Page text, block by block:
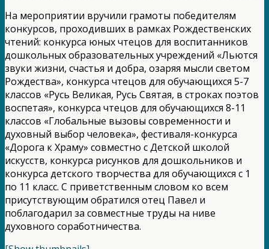
На мероприятии вручили грамоты победителям
конкурсов, проходивших в рамках Рождественских
чтений: конкурса юных чтецов для воспитанников
дошкольных образовательных учреждений «Льются
звуки жизни, счастья и добра, озаряя мысли светом
Рождества», конкурса чтецов для обучающихся 5-7
классов «Русь Великая, Русь Святая, в строках поэтов
воспетая», конкурса чтецов для обучающихся 8-11
классов «Глобальные вызовы современности и
духовный выбор человека», фестиваля-конкурса
«Дорога к Храму» совместно с Детской школой
искусств, конкурса рисунков для дошкольников и
конкурса детского творчества для обучающихся с 1
по 11 класс. С приветственным словом ко всем
присутствующим обратился отец Павел и
поблагодарил за совместные труды на ниве
духовного соработничества.